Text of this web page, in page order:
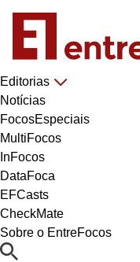
Editorias
Notícias
FocosEspeciais
MultiFocos
InFocos
DataFoca
EFCasts
CheckMate
Sobre o EntreFocos